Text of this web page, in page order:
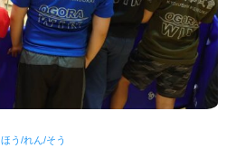
ほう/れん/そう